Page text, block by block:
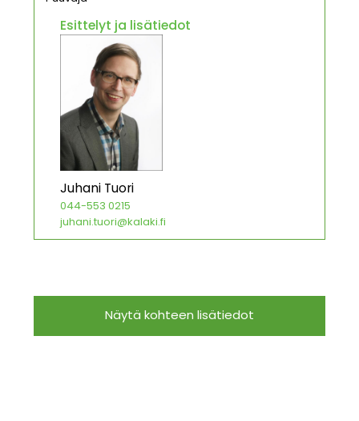
Esittelyt ja lisätiedot
Juhani Tuori
044-553 0215
juhani.tuori@kalaki.fi
Näytä kohteen lisätiedot